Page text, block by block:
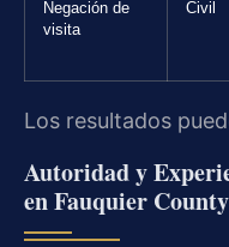
Negación de
visita
Civil
Los resultados
Autoridad y
en Fauquier County